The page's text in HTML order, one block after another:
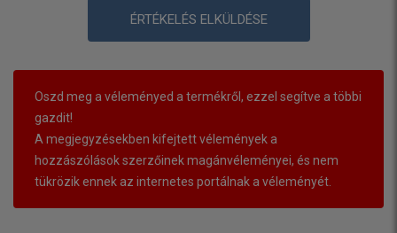
ÉRTÉKELÉS ELKÜLDÉSE
Oszd meg a véleményed a termékről, ezzel segítve a többi
gazdit!
A megjegyzésekben kifejtett vélemények a
hozzászólások szerzőinek magánvéleményei, és nem
tükrözik ennek az internetes portálnak a véleményét.